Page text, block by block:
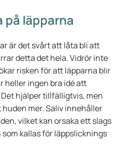
på läpparna
är det svårt att låta bli att
detta det hela. Vidrör inte
risken för att läpparna blir
heller ingen bra idé att
hjälper tillfälligtvis, men
mer. Saliv innehåller
vilket kan orsaka ett slags
kallas för läppslicknings